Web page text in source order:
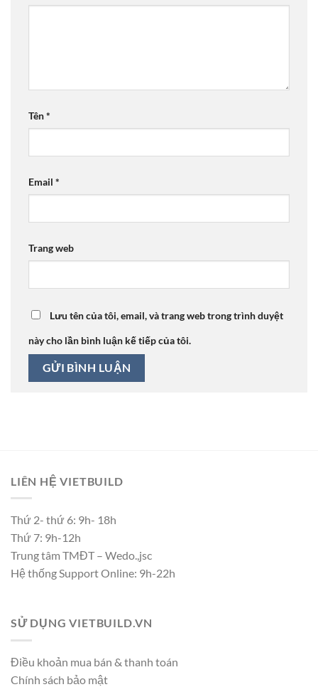
Tên*
Email *
Trang web
Lưu tên của tôi, email, và trang web trong trình duyệt
này cho lần bình luận kế tiếp của tôi.
LIÊN HỆ VIETBUILD
Thứ 2- thứ 6: 9h- 18h
Thứ 7: 9h-12h
Trung tâm TMĐT – Wedo.,jsc
Hệ thống Support Online: 9h-22h
SỬ DỤNG VIETBUILD.VN
Điều khoản mua bán & thanh toán
Chính sách bảo mật